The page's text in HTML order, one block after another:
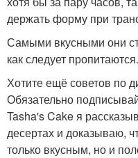
держать форму при
Самыми вкусными они
как следует пропитаются.
Хотите ещё советов по
Обязательно
Tasha's Cake я
десертах и доказываю,
только вкусным, но и